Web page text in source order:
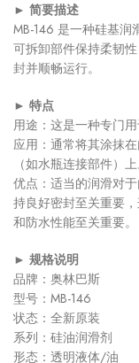
►简要描述
MB-146 是一种硅基
可拆卸部件保持柔韧
封并顺畅运行。
►特点
用途：这是一种专门
应用：通常将其涂抹
（如水瓶连接部件）上
优点：适当的润滑对
持良好密封至关重要
和防水性能至关重要。
►规格说明
品牌：奥林巴斯
型号：MB-146
状态：全新原装
系列：硅油润滑剂
形态：透明液体/油